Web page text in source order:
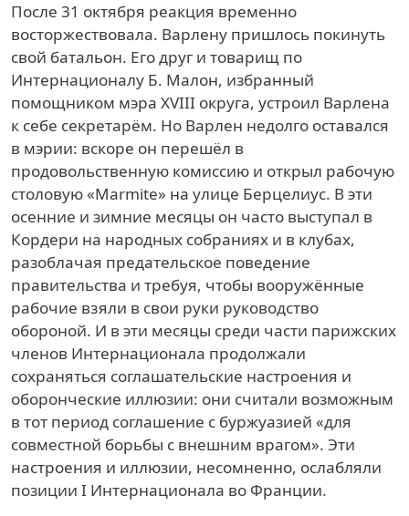
После 31 октября реакция временно
восторжествовала. Варлену пришлось покинуть
свой батальон. Его друг и товарищ по
Интернационалу Б. Малон, избранный
помощником мэра XVIII округа, устроил Варлена
к себе секретарём. Но Варлен недолго оставался
в мэрии: вскоре он перешёл в
продовольственную комиссию и открыл рабочую
столовую «Marmite» на улице Берцелиус. В эти
осенние и зимние месяцы он часто выступал в
Кордери на народных собраниях и в клубах,
разоблачая предательское поведение
правительства и требуя, чтобы вооружённые
рабочие взяли в свои руки руководство
обороной. И в эти месяцы среди части парижских
членов Интернационала продолжали
сохраняться соглашательские настроения и
оборонческие иллюзии: они считали возможным
в тот период соглашение с буржуазией «для
совместной борьбы с внешним врагом». Эти
настроения и иллюзии, несомненно, ослабляли
позиции I Интернационала во Франции.